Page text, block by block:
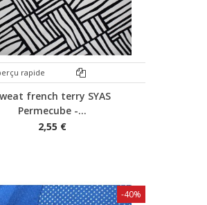
rapide
french terry SYAS
Permecube -...
2,55 €
-40%